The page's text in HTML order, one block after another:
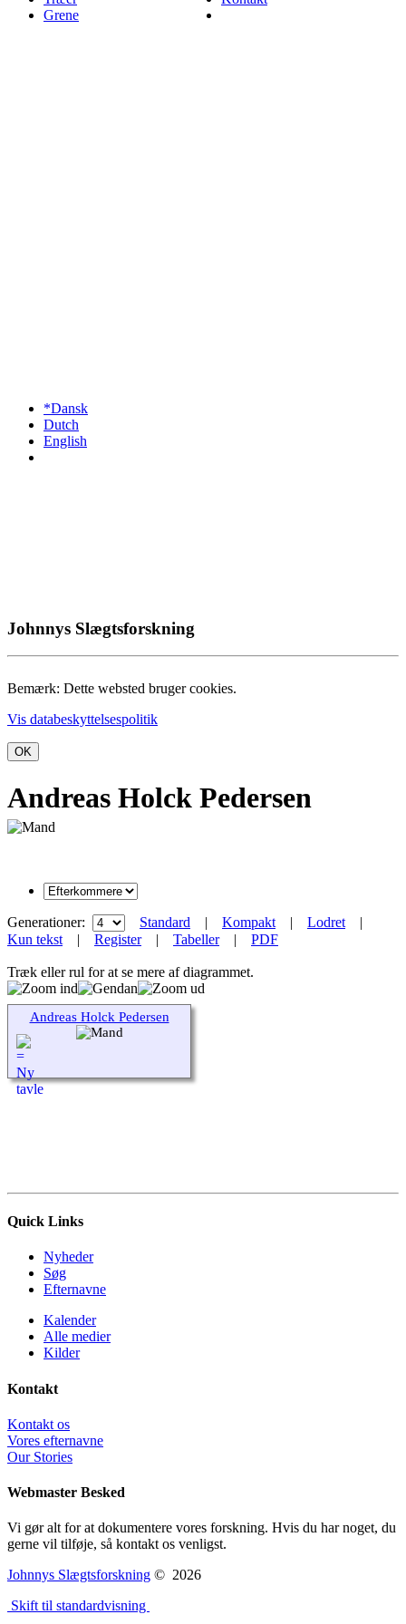
Grene
*Dansk
Dutch
English
Johnnys Slægtsforskning
Bemærk: Dette websted bruger cookies.
Vis databeskyttelsespolitik
OK
Andreas Holck Pedersen
Generationer: Standard | Kompakt | Lodret |
Kun tekst | Register| Tabeller| PDF
Træk eller rul for at se mere af diagrammet.
Andreas Holck Pedersen
Quick Links
Nyheder
Søg
Efternavne
Kalender
Alle medier
Kilder
Kontakt
Kontakt os
Vores efternavne
Our Stories
Webmaster Besked
Vi gør alt for at dokumentere vores forskning. Hvis du har noget, du
gerne vil tilføje, så kontakt os venligst.
Johnnys Slægtsforskning © 2026
Skift til standardvisning